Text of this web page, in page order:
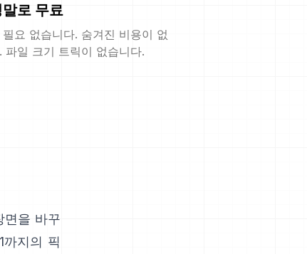
말로 무료
필요 없습니다. 숨겨진 비용이 없
파일 크기 트릭이 없습니다.
면을 바꾸
지의 픽